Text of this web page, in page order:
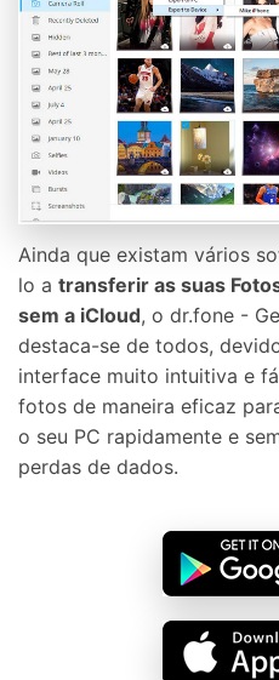
Ainda que existam vários
lo a transferir as suas
sem a iCloud, o dr.fone -
destaca-se de todos,
interface muito intuitiva e
fotos de maneira eficaz
o seu PC rapidamente e
perdas de dados.